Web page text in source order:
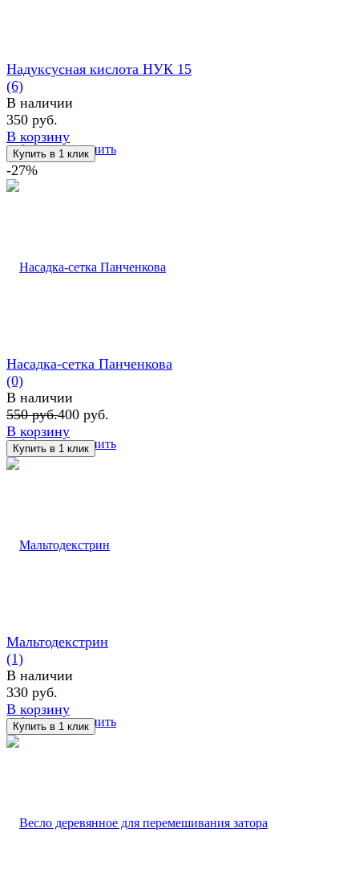
избранное сравнить
Надуксусная кислота НУК 15
(6)
В наличии
350 руб.
В корзину
-27%
избранное сравнить
Насадка-сетка Панченкова
(0)
В наличии
550 руб.400 руб.
В корзину
избранное сравнить
Мальтодекстрин
(1)
В наличии
330 руб.
В корзину